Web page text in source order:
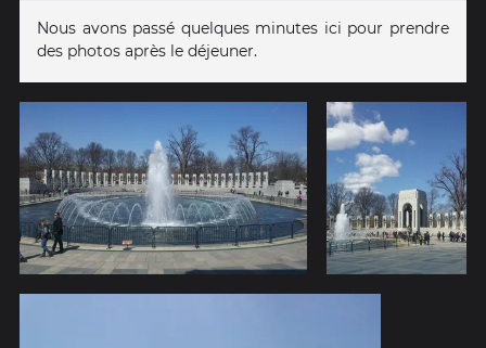
Nous avons passé quelques minutes ici pour prendre
des photos après le déjeuner.